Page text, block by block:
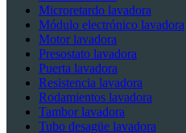
Microretardo lavadora
Módulo electrónico lavadora
Motor lavadora
Presostato lavadora
Puerta lavadora
Resistencia lavadora
Rodamientos lavadora
Tambor lavadora
Tubo desagüe lavadora